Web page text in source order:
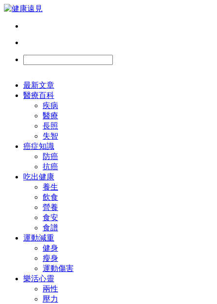
最新文章
醫療百科
疾病
醫療
長照
失智
癌症知識
防癌
抗癌
吃出健康
養生
飲食
營養
食安
食譜
運動減重
健身
瘦身
運動傷害
樂活心靈
兩性
壓力